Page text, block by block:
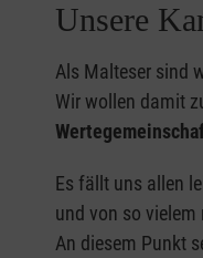
Unsere
Als Malteser sind
Wir wollen damit
Es fällt uns allen
und von so vielem
An diesem Punkt